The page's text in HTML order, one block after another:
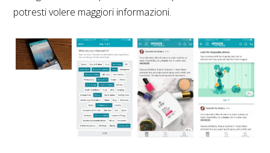
potresti volere maggiori informazioni.